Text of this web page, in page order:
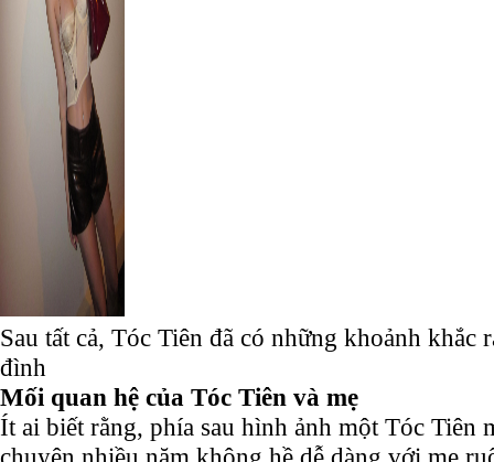
Sau tất cả, Tóc Tiên đã có những khoảnh khắc
đình
Mối quan hệ của Tóc Tiên và mẹ
Ít ai biết rằng, phía sau hình ảnh một Tóc Tiên